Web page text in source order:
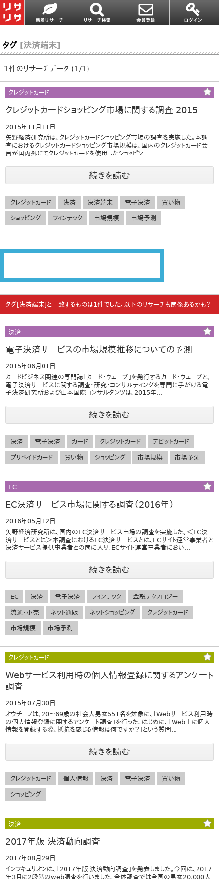
タグ [決済端末]
1件のリサーチデータ (1/1)
クレジットカード
クレジットカードショッピング市場に関する調査 2015
2015年11月11日
矢野経済研究所は、クレジットカードショッピング市場の調査を実施した。本調
査におけるクレジットカードショッピング市場規模は、国内のクレジットカード会
員が国内外にてクレジットカードを使用したショッピン...
続きを読む
クレジットカード 決済 決済端末 電子決済 買い物
ショッピング フィンテック 市場規模 市場予測
タグ[決済端末]と一致するものは1件でした。以下のリサーチも関係あるかも？
決済
電子決済サービスの市場規模推移についての予測
2015年06月01日
カードビジネス関連の専門誌「カード・ウェーブ」を発行するカード・ウェーブと、
電子決済サービスに関する調査・研究・コンサルティングを専門に手がける電
子決済研究所および山本国際コンサルタンツは、2015年...
続きを読む
決済 電子決済 カード クレジットカード デビットカード
プリペイドカード 買い物 ショッピング 市場規模 市場予測
EC
EC決済サービス市場に関する調査（2016年）
2016年05月12日
矢野経済研究所は、国内のEC決済サービス市場の調査を実施した。＜EC決
済サービスとは＞本調査におけるEC決済サービスとは、ECサイト運営事業者と
決済サービス提供事業者との間に入り、ECサイト運営事業者におい...
続きを読む
EC 決済 電子決済 フィンテック 金融テクノロジー
流通・小売 ネット通販 ネットショッピング クレジットカード
市場規模 市場予測
クレジットカード
Webサービス利用時の個人情報登録に関するアンケート
調査
2015年07月30日
オウチーノは、20～69歳の社会人男女551名を対象に、「Webサービス利用時
の個人情報登録に関するアンケート調査」を行った。はじめに、「Web上に個人
情報を登録する際、抵抗を感じる情報は何ですか？」という質問...
続きを読む
クレジットカード 個人情報 決済 電子決済 買い物
ショッピング
決済
2017年版 決済動向調査
2017年08月29日
インフキュリオンは、「2017年版 決済動向調査」を発表しました。今回は、2017
年3月に2段階のweb調査を行いました。全体調査では全国の男女20,000人